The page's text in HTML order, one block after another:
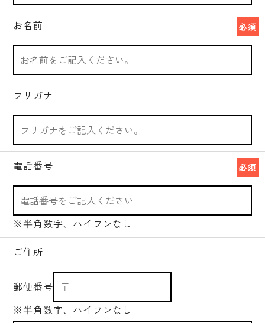
お名前 必須
フリガナ
電話番号 必須
※半角数字、ハイフンなし
ご住所
郵便番号
※半角数字、ハイフンなし